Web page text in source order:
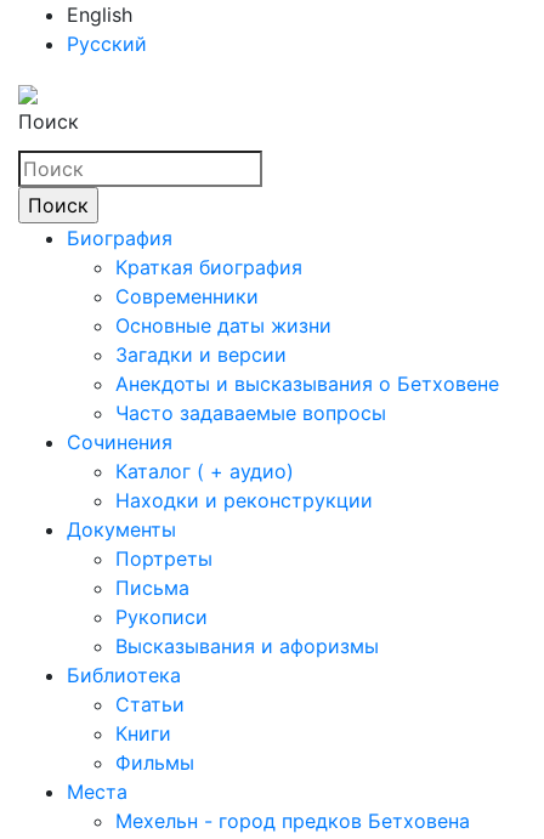
English
Русский
Поиск
Биография
Краткая биография
Современники
Основные даты жизни
Загадки и версии
Анекдоты и высказывания о Бетховене
Часто задаваемые вопросы
Сочинения
Каталог ( + аудио)
Находки и реконструкции
Документы
Портреты
Письма
Рукописи
Высказывания и афоризмы
Библиотека
Статьи
Книги
Фильмы
Места
Мехельн - город предков Бетховена